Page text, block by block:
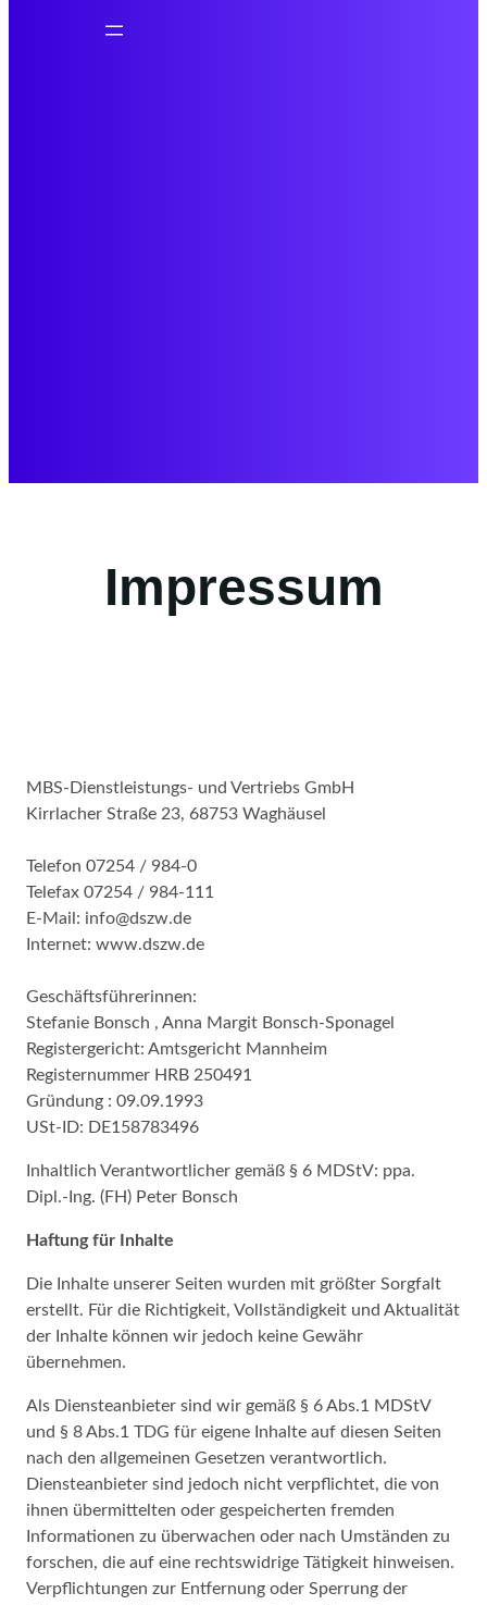
Impressum
MBS-Dienstleistungs- und Vertriebs GmbH
Kirrlacher Straße 23, 68753 Waghäusel
Telefon 07254 / 984-0
Telefax 07254 / 984-111
E-Mail: info@dszw.de
Internet: www.dszw.de
Geschäftsführerinnen:
Stefanie Bonsch , Anna Margit Bonsch-Sponagel
Registergericht: Amtsgericht Mannheim
Registernummer HRB 250491
Gründung : 09.09.1993
USt-ID: DE158783496
Inhaltlich Verantwortlicher gemäß § 6 MDStV: ppa.
Dipl.-Ing. (FH) Peter Bonsch
Haftung für Inhalte
Die Inhalte unserer Seiten wurden mit größter Sorgfalt
erstellt. Für die Richtigkeit, Vollständigkeit und Aktualität
der Inhalte können wir jedoch keine Gewähr
übernehmen.
Als Diensteanbieter sind wir gemäß § 6 Abs.1 MDStV
und § 8 Abs.1 TDG für eigene Inhalte auf diesen Seiten
nach den allgemeinen Gesetzen verantwortlich.
Diensteanbieter sind jedoch nicht verpflichtet, die von
ihnen übermittelten oder gespeicherten fremden
Informationen zu überwachen oder nach Umständen zu
forschen, die auf eine rechtswidrige Tätigkeit hinweisen.
Verpflichtungen zur Entfernung oder Sperrung der